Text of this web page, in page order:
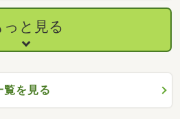
っと見る
覧を見る